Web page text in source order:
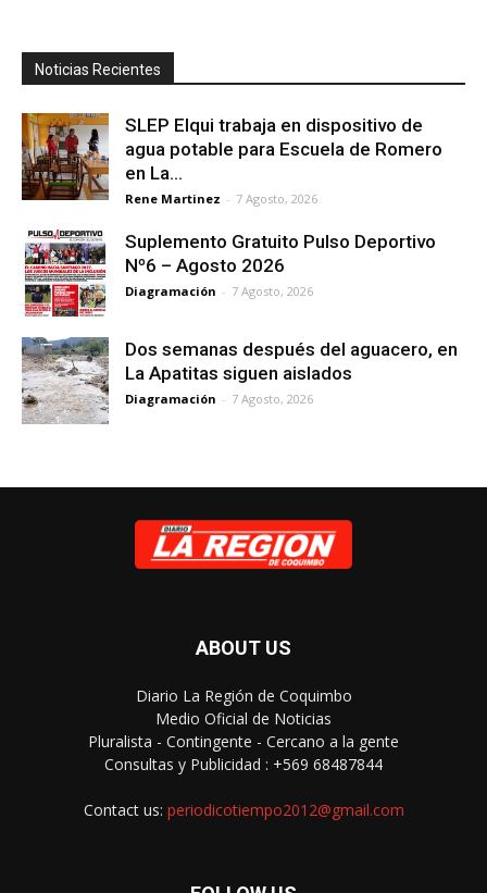
Noticias Recientes
SLEP Elqui trabaja en dispositivo de
agua potable para Escuela de Romero
en La...
Rene Martinez - 7 Agosto, 2026
Suplemento Gratuito Pulso Deportivo
Nº6 – Agosto 2026
Diagramación - 7 Agosto, 2026
Dos semanas después del aguacero, en
La Apatitas siguen aislados
Diagramación - 7 Agosto, 2026
ABOUT US
Diario La Región de Coquimbo
Medio Oficial de Noticias
Pluralista - Contingente - Cercano a la gente
Consultas y Publicidad : +569 68487844
Contact us: periodicotiempo2012@gmail.com